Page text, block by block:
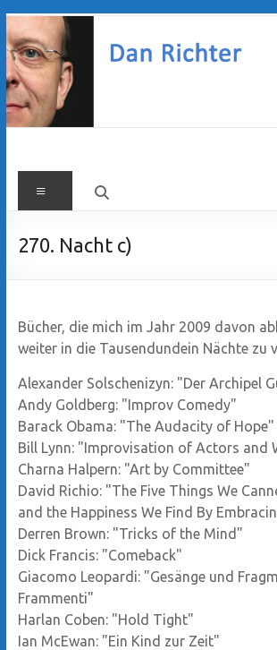
Zum
Inhalt
springen
Dan
Richter
Menü
270. Nacht c)
Bücher, die mich im Jahr 2009 davon
weiter in die Tausendundein Nächte zu
Alexander Solschenizyn: "Der Archipel
Andy Goldberg: "Improv Comedy"
Barack Obama: "The Audacity of Hope"
Bill Lynn: "Improvisation of Actors and
Charna Halpern: "Art by Committee"
David Richio: "The Five Things We
and the Happiness We Find By
Derren Brown: "Tricks of the Mind"
Dick Francis: "Comeback"
Giacomo Leopardi: "Gesänge und
Frammenti"
Harlan Coben: "Hold Tight"
Ian McEwan: "Ein Kind zur Zeit"